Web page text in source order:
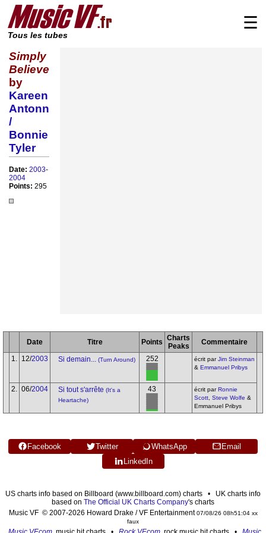
Tous les tubes
☰
Simply
Believe
by
Kareen
Antonn
/
Bonnie
Tyler
Date: 2003-
2004
Points: 295
Date Titre Points Charts
Peaks
Commentaire
1.
12/2003 Si demain... (Turn Around) 252 écrit parJim Steinman
& Emmanuel Pribys
2. 06/2004 Si tout s'arrête (It's a
Heartache)
43 écrit parRonnie
Scott Steve Wolfe &
Emmanuel Pribys
Facebook Twitter WhatsApp
Email
LinkedIn
US charts info based on Billboard (www.billboard.com) charts • UK charts info
based on The Official UK Charts Company's charts
Music VF © 2007-2026 Howard Drake / VF Entertainment07/08/26 08h51:04 xx
faux